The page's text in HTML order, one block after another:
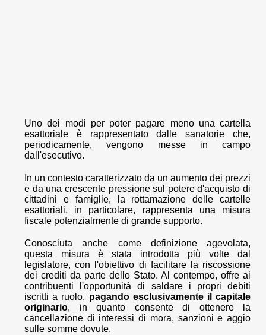
Uno dei modi per poter pagare meno una cartella
esattoriale è rappresentato dalle sanatorie che,
periodicamente, vengono messe in campo
dall'esecutivo.
In un contesto caratterizzato da un aumento dei prezzi
e da una crescente pressione sul potere d'acquisto di
cittadini e famiglie, la rottamazione delle cartelle
esattoriali, in particolare, rappresenta una misura
fiscale potenzialmente di grande supporto.
Conosciuta anche come definizione agevolata,
questa misura è stata introdotta più volte dal
legislatore, con l'obiettivo di facilitare la riscossione
dei crediti da parte dello Stato. Al contempo, offre ai
contribuenti l'opportunità di saldare i propri debiti
iscritti a ruolo, pagando esclusivamente il capitale
originario, in quanto consente di ottenere la
cancellazione di interessi di mora, sanzioni e aggio
sulle somme dovute.